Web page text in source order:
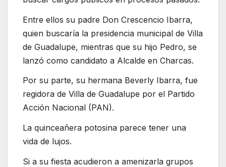
Entre ellos su padre Don Crescencio Ibarra,
quien buscaría la presidencia municipal de Villa
de Guadalupe, mientras que su hijo Pedro, se
lanzó como candidato a Alcalde en Charcas.
Por su parte, su hermana Beverly Ibarra, fue
regidora de Villa de Guadalupe por el Partido
Acción Nacional (PAN).
La quinceañera potosina parece tener una
vida de lujos.
Si a su fiesta acudieron a amenizarla grupos